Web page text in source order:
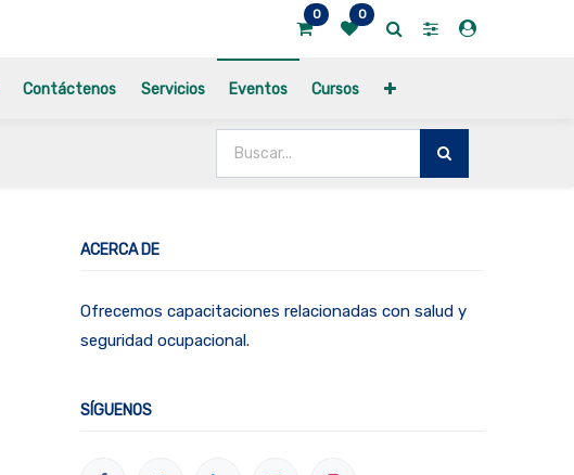
0 0
Contáctenos Servicios Eventos Cursos
ACERCA DE
Ofrecemos capacitaciones relacionadas con salud y
seguridad ocupacional.
SÍGUENOS